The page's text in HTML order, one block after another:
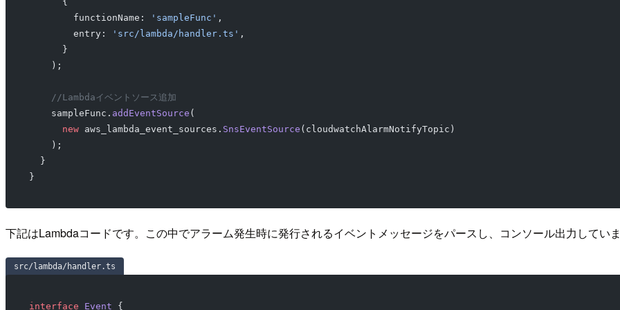
        functionName:
'sampleFunc' ,
        entry:
'src/lambda/handler.ts' ,
      }
    );
    //Lambdaイベントソース追加
    sampleFunc.
addEventSource (
      new
aws_lambda_event_sources. SnsEventSource (cloudwatchAlarmNotifyTopic)
    );
  }
}
下記はLambdaコードです。この中でアラーム発生時に発行されるイベントメッセージをパースし、コンソール出力してい
src/lambda/handler.ts
interface Event {